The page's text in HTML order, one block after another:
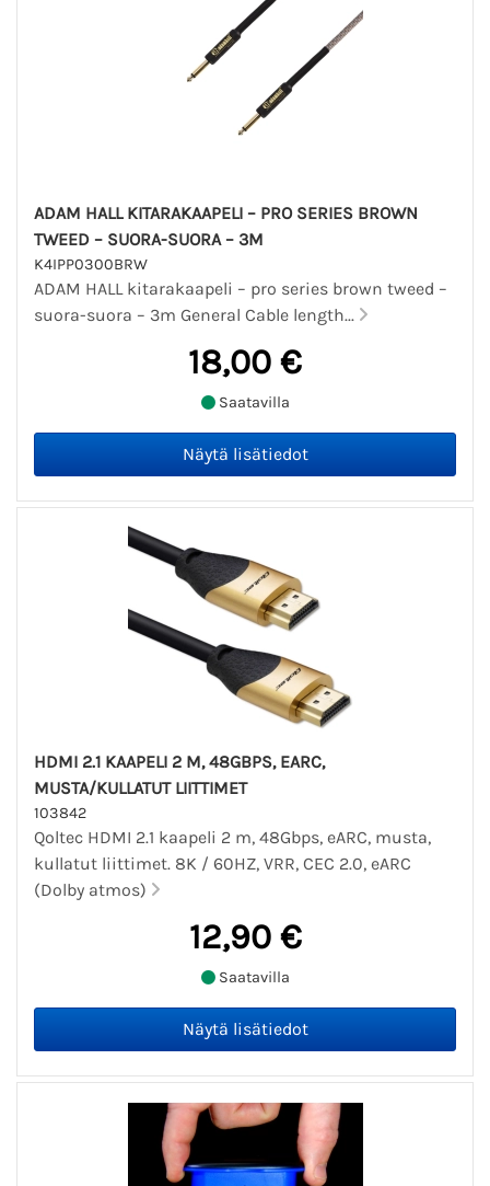
ADAM HALL KITARAKAAPELI – PRO SERIES BROWN
TWEED – SUORA-SUORA – 3M
K4IPP0300BRW
ADAM HALL kitarakaapeli – pro series brown tweed –
suora-suora – 3m General Cable length...
18,00 €
Saatavilla
HDMI 2.1 KAAPELI 2 M, 48GBPS, EARC,
MUSTA/KULLATUT LIITTIMET
103842
Qoltec HDMI 2.1 kaapeli 2 m, 48Gbps, eARC, musta,
kullatut liittimet. 8K / 60HZ, VRR, CEC 2.0, eARC
(Dolby atmos)
12,90 €
Saatavilla